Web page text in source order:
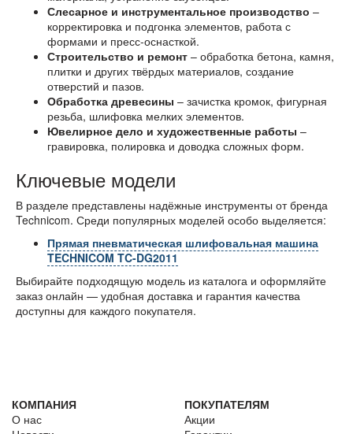
Слесарное и инструментальное производство –
корректировка и подгонка элементов, работа с
формами и пресс-оснасткой.
Строительство и ремонт – обработка бетона, камня,
плитки и других твёрдых материалов, создание
отверстий и пазов.
Обработка древесины – зачистка кромок, фигурная
резьба, шлифовка мелких элементов.
Ювелирное дело и художественные работы –
гравировка, полировка и доводка сложных форм.
Ключевые модели
В разделе представлены надёжные инструменты от бренда
Technicom. Среди популярных моделей особо выделяется:
Прямая пневматическая шлифовальная машина
TECHNICOM TC-DG2011
Выбирайте подходящую модель из каталога и оформляйте
заказ онлайн — удобная доставка и гарантия качества
доступны для каждого покупателя.
КОМПАНИЯ
О нас
ПОКУПАТЕЛЯМ
Акции